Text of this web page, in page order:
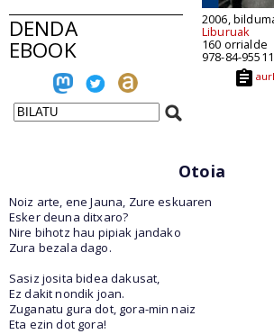
DENDA
EBOOK
2006,
Liburuak
160 orrialde
978-84-
Otoia
Noiz arte, ene Jauna, Zure eskuaren
Esker deuna ditxaro?
Nire bihotz hau pipiak jandako
Zura bezala dago.
Sasiz josita bidea dakusat,
Ez dakit nondik joan.
Zuganatu gura dot, gora-min naiz
Eta ezin dot gora!